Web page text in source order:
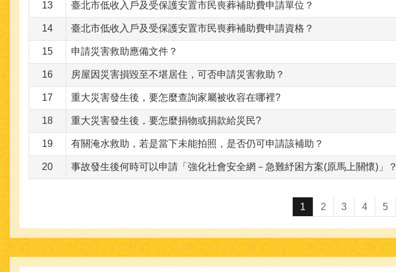
13 臺北市低收入戶及受保護安置市民喪葬補助費申請單位？
14 臺北市低收入戶及受保護安置市民喪葬補助費申請資格？
15 申請災害救助應備文件？
16 房屋因災害損毀至不堪居住，可否申請災害救助？
17 重大災害發生後，要怎麼查詢家屬被收容在哪裡?
18 重大災害發生後，要怎麼捐物或捐款給災民?
19 有關淹水救助，若是當下未能拍照，是否仍可申請該補助？
20 事故發生後何時可以申請「強化社會安全網－急難紓困方案(原馬上關懷)」？
1 2 3 4 5